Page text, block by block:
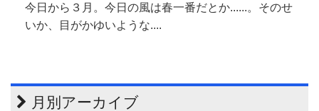
今日から３月。今日の風は春一番だとか......。そのせ
いか、目がかゆいような....
月別アーカイブ